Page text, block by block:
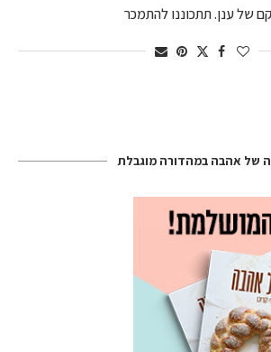
של ענן. תתכוננו להתמכר
של אהבה במהדורה מוגבלת